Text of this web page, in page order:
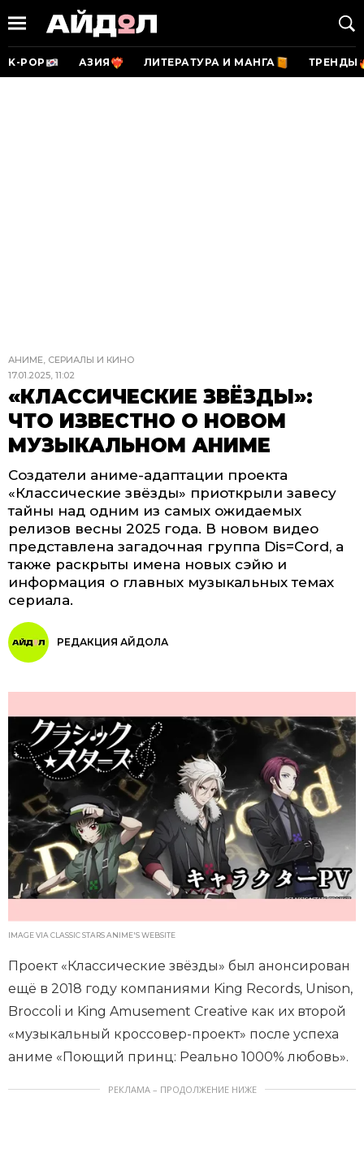
K-POP АЗИЯ ЛИТЕРАТУРА И МАНГА ТРЕНДЫ
АНИМЕ, СЕРИАЛЫ И КИНО
17.01.2025, 11:02
«КЛАССИЧЕСКИЕ ЗВЁЗДЫ»:
ЧТО ИЗВЕСТНО О НОВОМ
МУЗЫКАЛЬНОМ АНИМЕ
Создатели аниме-адаптации проекта
«Классические звёзды» приоткрыли завесу
тайны над одним из самых ожидаемых
релизов весны 2025 года. В новом видео
представлена загадочная группа Dis=Cord, а
также раскрыты имена новых сэйю и
информация о главных музыкальных темах
сериала.
РЕДАКЦИЯ АЙДОЛА
IMAGE VIA CLASSIC STARS ANIME'S WEBSITE
Проект «Классические звёзды» был анонсирован
ещё в 2018 году компаниями King Records, Unison,
Broccoli и King Amusement Creative как их второй
«музыкальный кроссовер-проект» после успеха
аниме «Поющий принц: Реально 1000% любовь».
РЕКЛАМА – ПРОДОЛЖЕНИЕ НИЖЕ